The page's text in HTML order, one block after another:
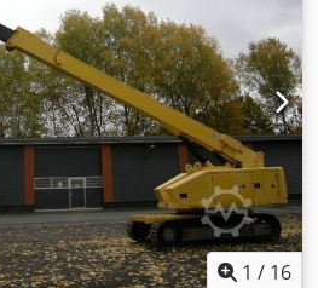
, renk:kırmızı, Makine
yüksekliğine sahip,
bir makaslı platformlu
Sürekli ve düzenli bakımların
teknik durumda. Makinenin
adına hazırlanmış güncel
ve ayrıca akülerin durumu
veriyoruz. Makinenin ayrıntılı ve
web sitemizde bulabilirsiniz.
1 / 16